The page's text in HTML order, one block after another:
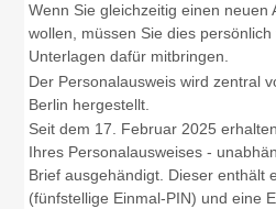
Wenn Sie gleichzeitig einen neuen
wollen, müssen Sie dies
Unterlagen dafür mitbringen.
Der Personalausweis wird zentral
Berlin hergestellt.
Seit dem 17. Februar 2025
Ihres Personalausweises -
Briefausgehändigt. Dieser enthält
(fünfstellige Einmal-PIN) und eine